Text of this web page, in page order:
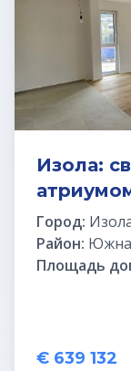
Изола:
Город:
Район:
Площадь
€ 639 132